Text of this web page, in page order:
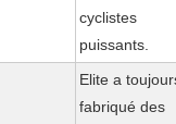
cyclistes
puissants.
Elite a
fabriqué des